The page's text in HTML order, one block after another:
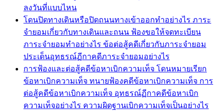
ลงวันที่แบบไหน
โดนปิดทางเดินหรือปิดถนนทางเข้าออกทำอย่างไร ภาระ
จำยอมเกี่ยวกับทางเดินและถนน ฟ้องขอให้จดทะเบียน
ภาระจำยอมทำอย่างไร ข้อต่อสู้คดีเกี่ยวกับภาระจำยอม
ประเด็นอุทธรณ์ฏีกาคดีภาระจำยอมอย่างไร
การฟ้องและต่อสู้คดีข้อหาเบิกความเท็จ โดนหมายเรียก
ข้อหาเบิกความเท็จ ทนายฟ้องคดีข้อหาเบิกความเท็จ การ
ต่อสู้คดีข้อหาเบิกความเท็จ อุทธรณ์ฏีกาคดีข้อหาเบิก
ความเท็จอย่างไร ความผิดฐานเบิกความเท็จเป็นอย่างไร